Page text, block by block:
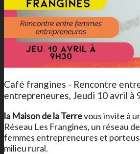
Café frangines - Rencontre
entrepreneures, Jeudi 10 avril à
la Maison de la Terrevous invite à
Réseau Les Frangines, un réseau
femmes entrepreneures et
milieu rural.